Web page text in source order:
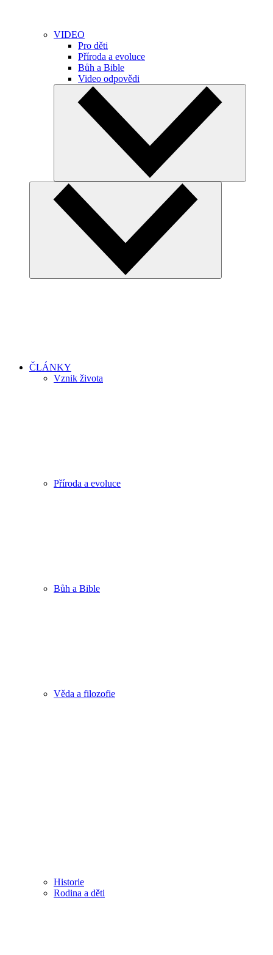
VIDEO
Pro děti
Příroda a evoluce
Bůh a Bible
Video odpovědi
ČLÁNKY
Vznik života
Příroda a evoluce
Bůh a Bible
Věda a filozofie
Historie
Rodina a děti